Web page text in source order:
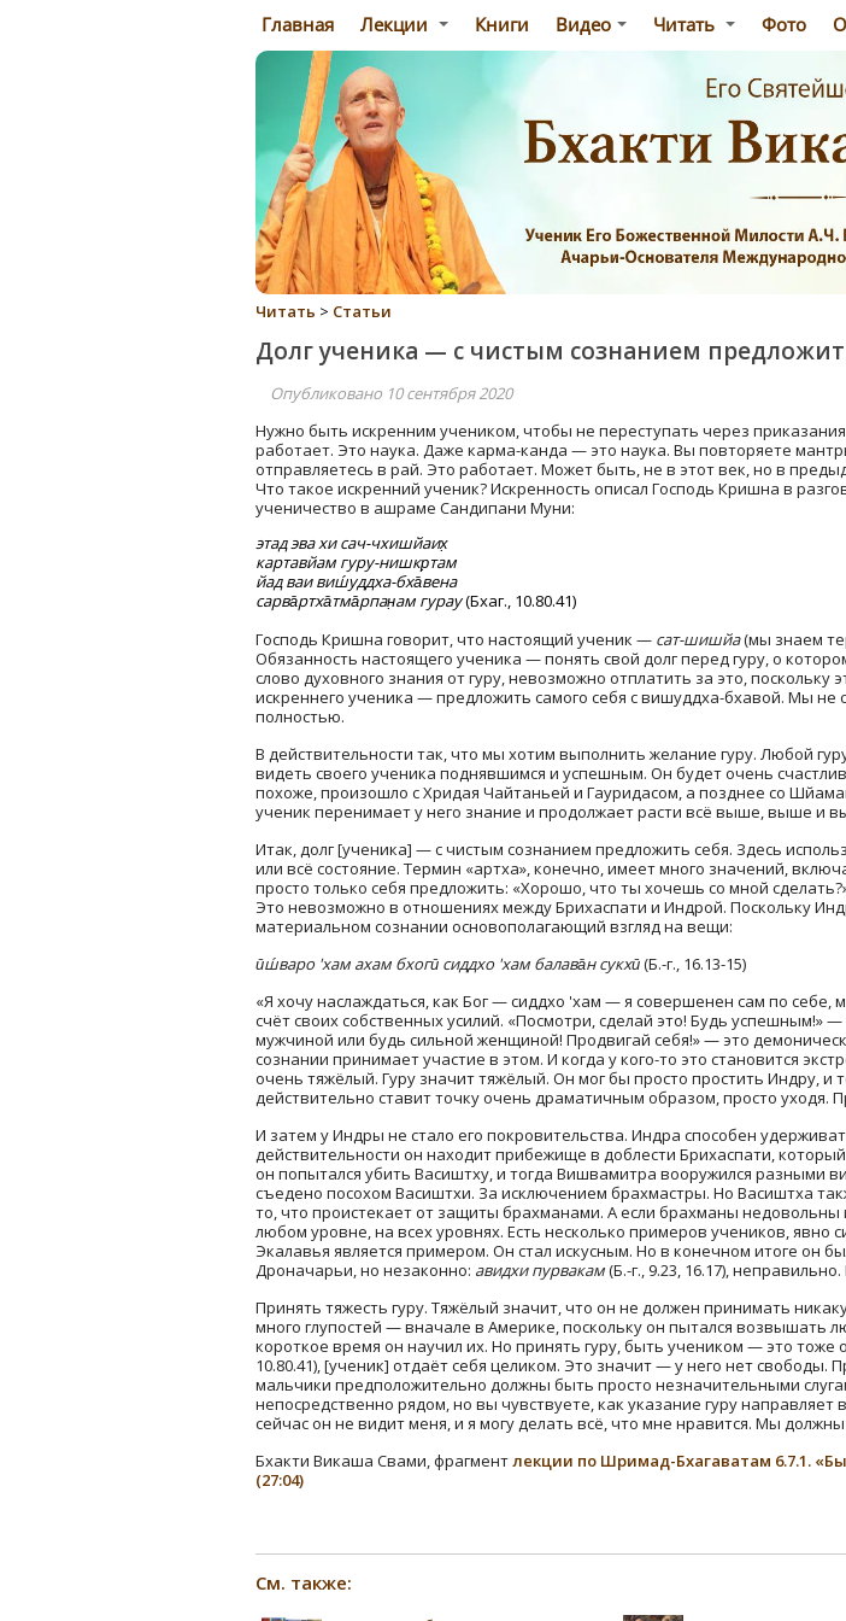
Главная Лекции Книги Видео Читать Фото
Читать > Статьи
Долг ученика — с чистым сознанием
Опубликовано 10 сентября 2020
Нужно быть искренним учеником, чтобы не переступать через
работает. Это наука. Даже карма-канда — это наука. Вы повторяете
отправляетесь в рай. Это работает. Может быть, не в этот век, но в
Что такое искренний ученик? Искренность описал Господь Кришна в
ученичество в ашраме Сандипани Муни:
этад эва хи сач-чхишйаих̣
картавйам гуру-нишкр̣там
йад ваи виш́уддха-бха̄вена
сарва̄ртха̄тма̄рпан̣ам гурау(Бхаг., 10.80.41)
Господь Кришна говорит, что настоящий ученик — сат-шишйа(мы знаем
Обязанность настоящего ученика — понять свой долг перед гуру, о
слово духовного знания от гуру, невозможно отплатить за это,
искреннего ученика — предложить самого себя с вишуддха-бхавой. Мы
полностью.
В действительности так, что мы хотим выполнить желание гуру. Любой
видеть своего ученика поднявшимся и успешным. Он будет очень
похоже, произошло с Хридая Чайтаньей и Гауридасом, а позднее со
ученик перенимает у него знание и продолжает расти всё выше, выше и
Итак, долг [ученика] — с чистым сознанием предложить себя. Здесь
или всё состояние. Термин «артха», конечно, имеет много значений,
просто только себя предложить: «Хорошо, что ты хочешь со мной
Это невозможно в отношениях между Брихаспати и Индрой. Поскольку
материальном сознании основополагающий взгляд на вещи:
ӣш́варо 'хам ахам бхогӣ сиддхо 'хам балава̄н сукхӣ(Б.-г., 16.13-15)
«Я хочу наслаждаться, как Бог — сиддхо 'хам — я совершенен сам по себе,
счёт своих собственных усилий. «Посмотри, сделай это! Будь успешным!»
мужчиной или будь сильной женщиной! Продвигай себя!» — это
сознании принимает участие в этом. И когда у кого-то это становится
очень тяжёлый. Гуру значит тяжёлый. Он мог бы просто простить Индру,
действительно ставит точку очень драматичным образом, просто уходя.
И затем у Индры не стало его покровительства. Индра способен
действительности он находит прибежище в доблести Брихаспати,
он попытался убить Васиштху, и тогда Вишвамитра вооружился разными
съедено посохом Васиштхи. За исключением брахмастры. Но Васиштха
то, что проистекает от защиты брахманами. А если брахманы недовольны
любом уровне, на всех уровнях. Есть несколько примеров учеников, явно
Экалавья является примером. Он стал искусным. Но в конечном итоге он
Дроначарьи, но незаконно: авидхи пурвакам(Б.-г., 9.23, 16.17),
Принять тяжесть гуру. Тяжёлый значит, что он не должен принимать
много глупостей — вначале в Америке, поскольку он пытался возвышать
короткое время он научил их. Но принять гуру, быть учеником — это тоже
10.80.41), [ученик] отдаёт себя целиком. Это значит — у него нет свободы.
мальчики предположительно должны быть просто незначительными
непосредственно рядом, но вы чувствуете, как указание гуру
сейчас он не видит меня, и я могу делать всё, что мне нравится. Мы
Бхакти Викаша Свами, фрагментлекции по Шримад-Бхагаватам 6.7.1.
(27:04)
См. также: